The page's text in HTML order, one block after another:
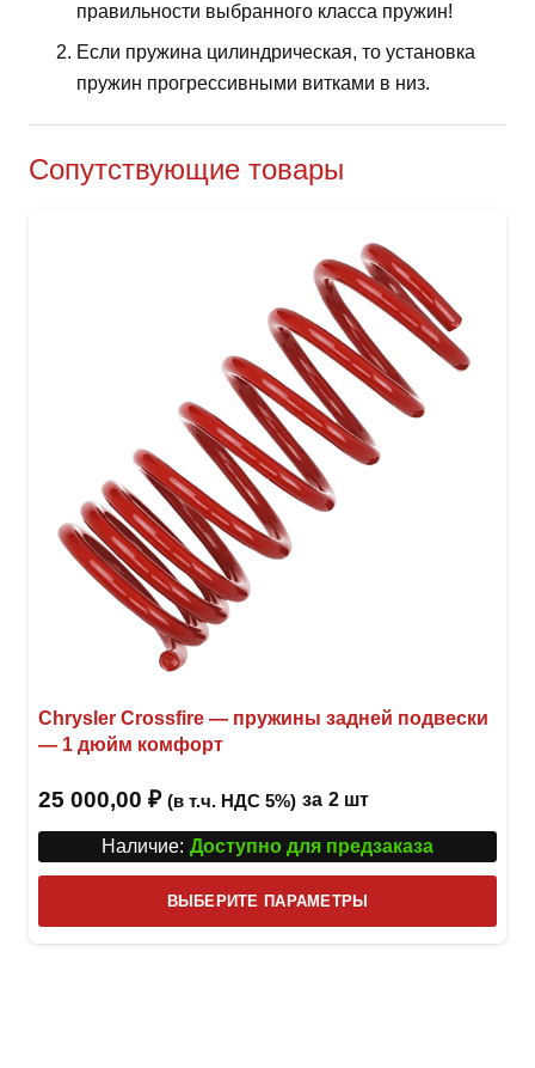
правильности выбранного класса пружин!
Если пружина цилиндрическая, то установка
пружин прогрессивными витками в низ.
Сопутствующие товары
Chrysler Crossfire — пружины задней подвески
— 1 дюйм комфорт
25 000,00 ₽ (в т.ч. НДС 5%) за 2 шт
Наличие: Доступно для предзаказа
ВЫБЕРИТЕ ПАРАМЕТРЫ
товар